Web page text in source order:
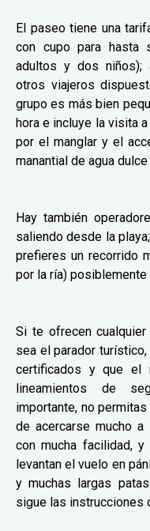
El paseo tiene una
con cupo para hasta
adultos y dos niños);
otros viajeros
grupo es más bien
hora e incluye la visita a
por el manglar y el
manantial de agua
Hay también
saliendo desde la
prefieres un recorrido
por la ría) posiblemente
Si te ofrecen
sea el parador
certificados y que el
lineamientos de
importante, no
de acercarse mucho
con mucha facilidad,
levantan el vuelo en
y muchas largas
sigue las instrucciones